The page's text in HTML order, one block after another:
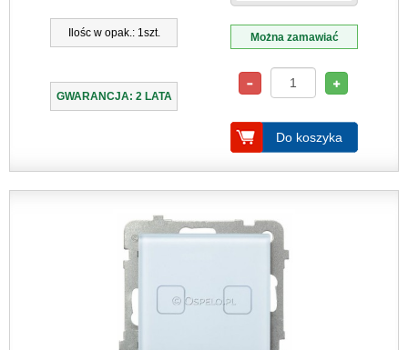
Ilośc w opak.: 1szt.
GWARANCJA: 2 LATA
Można zamawiać
Do koszyka